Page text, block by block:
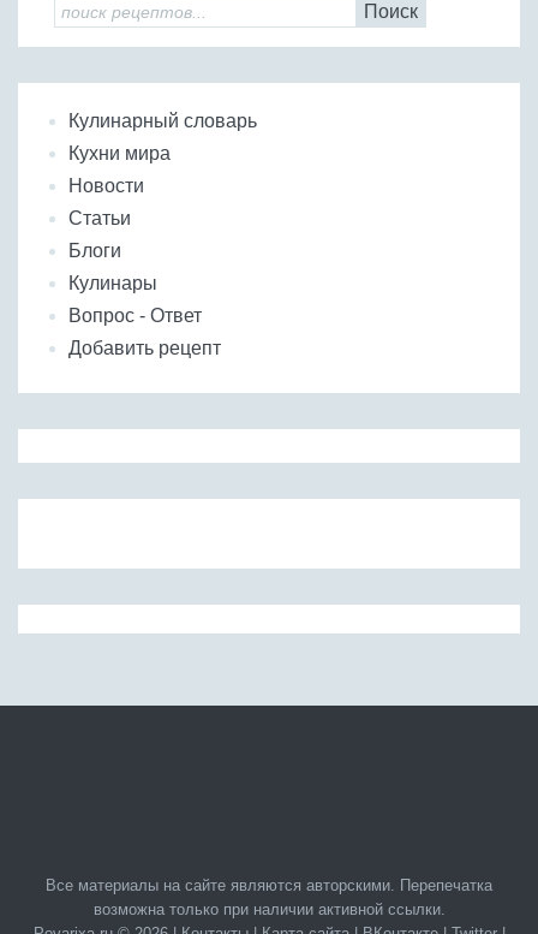
Поиск
Кулинарный словарь
Кухни мира
Новости
Статьи
Блоги
Кулинары
Вопрос - Ответ
Добавить рецепт
Все материалы на сайте являются авторскими. Перепечатка
возможна только при наличии активной ссылки.